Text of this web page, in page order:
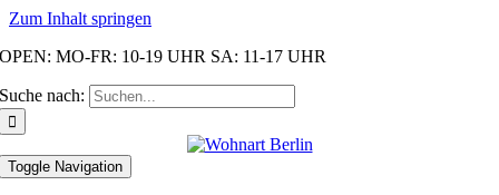
Zum Inhalt springen
OPEN: MO-FR: 10-19 UHR SA: 11-17 UHR
Suche nach:
Toggle Navigation